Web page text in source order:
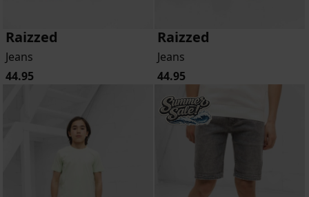
Raizzed
Jeans
44.95
Raizzed
Jeans
44.95